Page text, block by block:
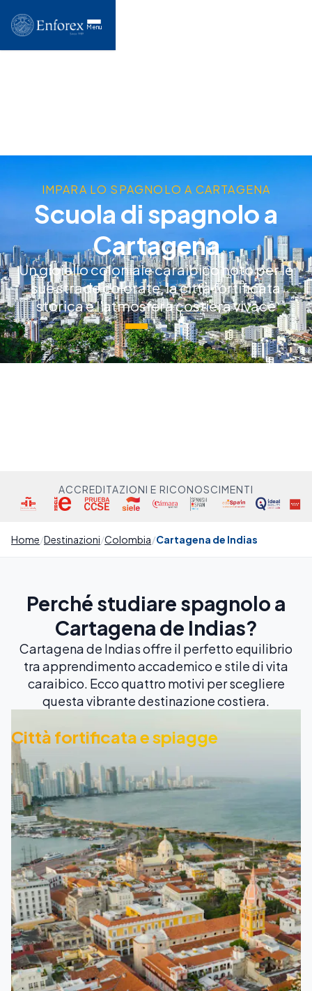
Menu
IMPARA LO SPAGNOLO A CARTAGENA
Scuola di spagnolo a
Cartagena
Un gioiello coloniale caraibico noto per le
sue strade colorate, la città fortificata
storica e l'atmosfera costiera vivace
ACCREDITAZIONI E RICONOSCIMENTI
Home Destinazioni Colombia Cartagena de Indias
Perché studiare spagnolo a
Cartagena de Indias?
Cartagena de Indias offre il perfetto equilibrio
tra apprendimento accademico e stile di vita
caraibico. Ecco quattro motivi per scegliere
questa vibrante destinazione costiera.
Città fortificata e spiagge